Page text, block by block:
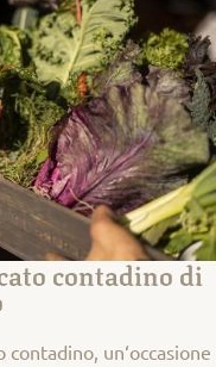
contadino di
un‘occasione